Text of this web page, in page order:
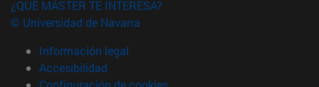
¿QUÉ MÁSTER TE INTERESA?
© Universidad de Navarra
Información legal
Accesibilidad